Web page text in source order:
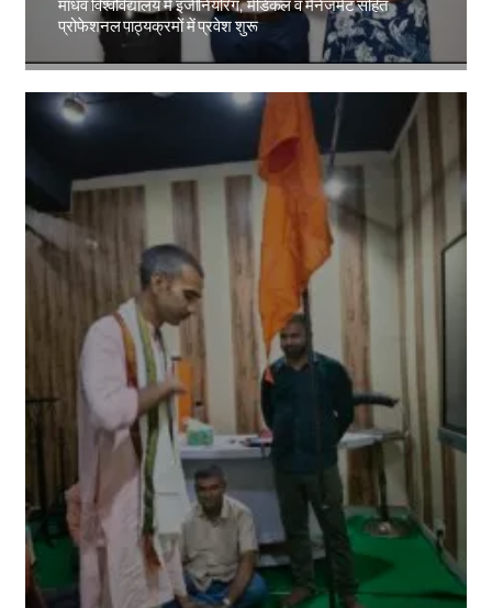
माधव विश्वविद्यालय में इंजीनियरिंग, मेडिकल व मैनेजमेंट सहित
प्रोफेशनल पाठ्यक्रमों में प्रवेश शुरू
Amit Lekh